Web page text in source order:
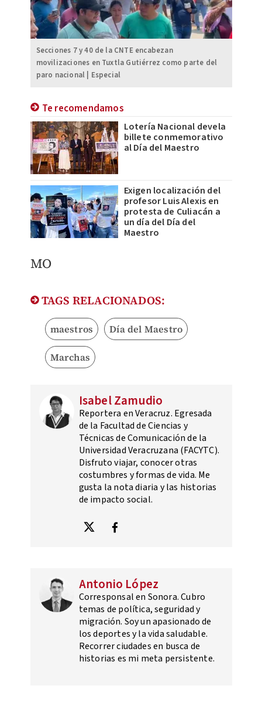
Secciones 7 y 40 de la CNTE encabezan
movilizaciones en Tuxtla Gutiérrez como parte del
paro nacional | Especial
Te recomendamos
Lotería Nacional devela
billete conmemorativo
al Día del Maestro
Exigen localización del
profesor Luis Alexis en
protesta de Culiacán a
un día del Día del
Maestro
MO
TAGS RELACIONADOS:
maestros Día del Maestro
Marchas
Isabel Zamudio
Reportera en Veracruz. Egresada
de la Facultad de Ciencias y
Técnicas de Comunicación de la
Universidad Veracruzana (FACYTC).
Disfruto viajar, conocer otras
costumbres y formas de vida. Me
gusta la nota diaria y las historias
de impacto social.
Antonio López
Corresponsal en Sonora. Cubro
temas de política, seguridad y
migración. Soy un apasionado de
los deportes y la vida saludable.
Recorrer ciudades en busca de
historias es mi meta persistente.